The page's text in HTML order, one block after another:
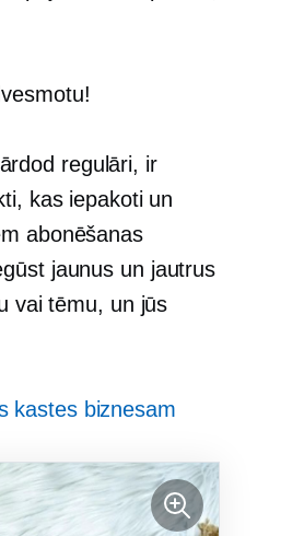
regulāri, ir
kas iepakoti un
abonēšanas
jaunus un jautrus
vai tēmu, un jūs
kastes biznesam